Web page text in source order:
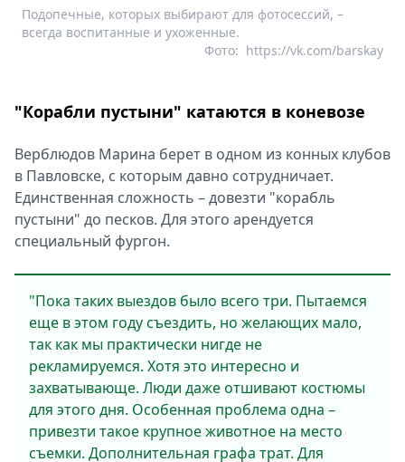
Подопечные, которых выбирают для фотосессий, –
всегда воспитанные и ухоженные.
https://vk.com/barskay
Фото:
"Корабли пустыни" катаются в коневозе
Верблюдов Марина берет в одном из конных клубов
в Павловске, с которым давно сотрудничает.
Единственная сложность – довезти "корабль
пустыни" до песков. Для этого арендуется
специальный фургон.
"Пока таких выездов было всего три. Пытаемся
еще в этом году съездить, но желающих мало,
так как мы практически нигде не
рекламируемся. Хотя это интересно и
захватывающе. Люди даже отшивают костюмы
для этого дня. Особенная проблема одна –
привезти такое крупное животное на место
съемки. Дополнительная графа трат. Для